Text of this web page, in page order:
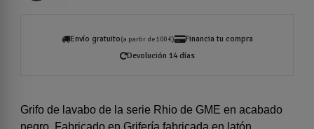
Envío gratuito(a partir de 100 €)
Financia tu compra
Devolución 14 días
Grifo de lavabo de la serie Rhio de GME en acabado
negro. Fabricado en Grifería fabricada en latón.